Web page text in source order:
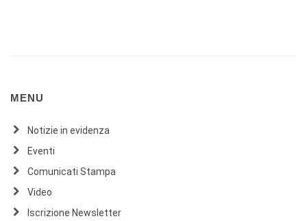
MENU
Notizie in evidenza
Eventi
Comunicati Stampa
Video
Iscrizione Newsletter